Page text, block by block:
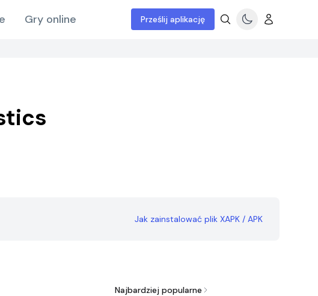
Gry online Prześlij aplikację
Jak zainstalować plik XAPK / APK
Najbardziej popularne